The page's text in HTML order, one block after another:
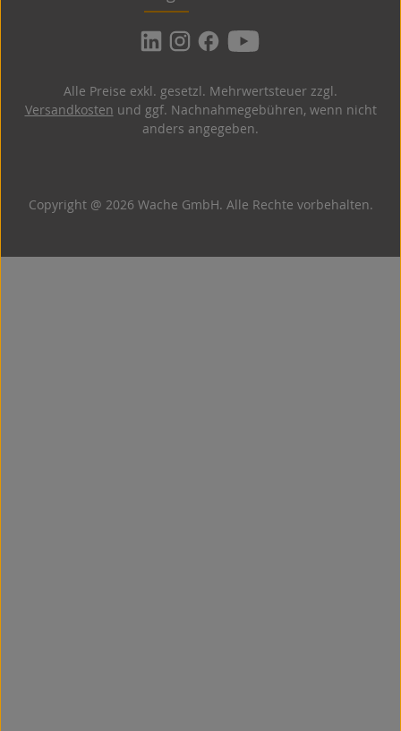
Copyright @ 2026 Wache GmbH. Alle Rechte vorbehalten.
Alle Preise exkl. gesetzl. Mehrwertsteuer zzgl.
Versandkosten und ggf. Nachnahmegebühren, wenn nicht
anders angegeben.